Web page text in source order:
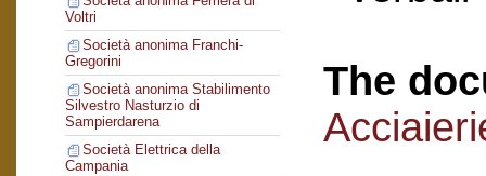
Voltri
Società anonima Franchi-
Gregorini
Società anonima Stabilimento
Silvestro Nasturzio di
Sampierdarena
Società Elettrica della
Campania
The